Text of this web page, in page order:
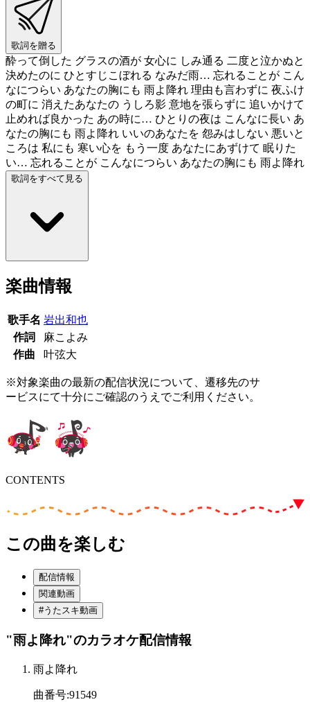
歌詞を贈る
酔って倒した グラスの酒が 女心に しみ通る 二度と泣かぬと
決めたのに ひとすじこぼれる なみだ雨… 忘れることが こん
なにつらい あなたの胸にも 雨よ降れ 理由も言わずに 夜ふけ
の町に 消えたあなたの うしろ影 意地を張らずに 追いかけて
止めれば良かった あの時に… ひとりの夜は こんなに長い あ
なたの胸にも 雨よ降れ いいのあなたを 怨みはしない 悪いと
ころは 私にも 寒い心を もう一度 あなたにあずけて 眠りた
い… 忘れることが こんなにつらい あなたの胸にも 雨よ降れ
歌詞をすべて見る
楽曲情報
歌手名 岩出和也
作詞
麻こよみ
作曲
叶弦大
※対象楽曲の最新の配信状況について、遷移先のサ
ービスにて十分にご確認のうえでご利用ください。
CONTENTS
この曲を楽しむ
配信情報
関連動画
#うたスキ動画
"雨よ降れ"のカラオケ配信情報
雨よ降れ
曲番号:91549